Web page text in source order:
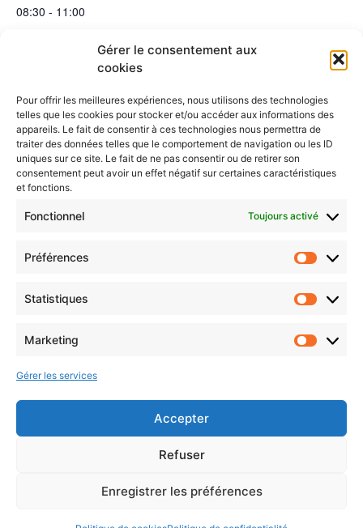
Gérer le consentement aux
cookies
Pour offrir les meilleures expériences, nous utilisons des technologies
telles que les cookies pour stocker et/ou accéder aux informations des
appareils. Le fait de consentir à ces technologies nous permettra de
traiter des données telles que le comportement de navigation ou les ID
uniques sur ce site. Le fait de ne pas consentir ou de retirer son
consentement peut avoir un effet négatif sur certaines caractéristiques
et fonctions.
Fonctionnel Toujours activé
Préférences
Statistiques
Marketing
Gérer les services
Accepter
Refuser
Enregistrer les préférences
08:30 - 11:00
Verger du Sirieu
Rue des Clochettes 11
Soignies, 7061
Vers un système alimentaire durable en
Province de Hainaut - Débat pré-électoral
Groupe de travail
“Restauration
collective”
© 2026 Hainaut Développement